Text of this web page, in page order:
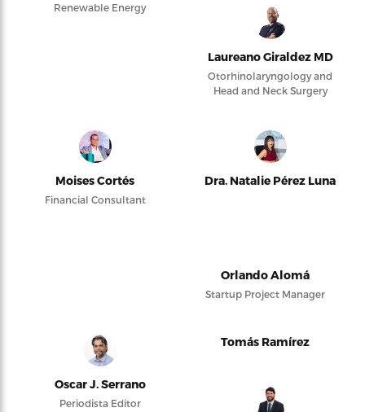
Renewable Energy
Laureano Giraldez MD
Otorhinolaryngology and
Head and Neck Surgery
Moises Cortés
Financial Consultant
Dra. Natalie Pérez Luna
Orlando Alomá
Startup Project Manager
Oscar J. Serrano
Periodista Editor
Tomás Ramírez